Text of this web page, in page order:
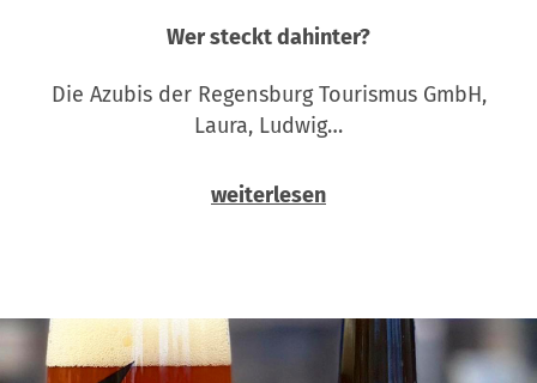
Wer steckt dahinter?
Die Azubis der Regensburg Tourismus GmbH,
Laura, Ludwig…
weiterlesen